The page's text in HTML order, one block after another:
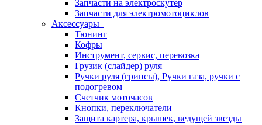
Запчасти на электроскутер
Запчасти для электромотоциклов
Аксессуары
Тюнинг
Кофры
Инструмент, сервис, перевозка
Грузик (слайдер) руля
Ручки руля (грипсы), Ручки газа, ручки с
подогревом
Счетчик моточасов
Кнопки, переключатели
Защита картера, крышек, ведущей звезды